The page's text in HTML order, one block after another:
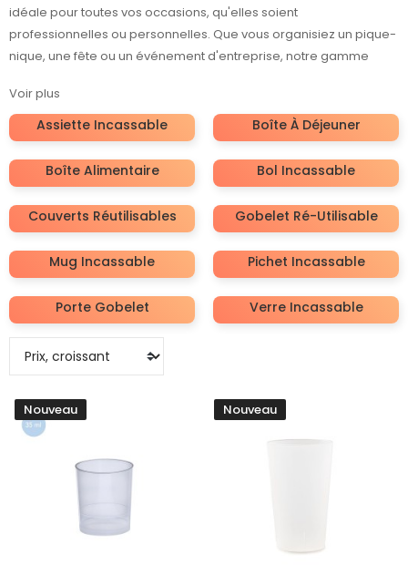
idéale pour toutes vos occasions, qu'elles soient
professionnelles ou personnelles. Que vous organisiez un pique-
nique, une fête ou un événement d'entreprise, notre gamme
mugsconçus pour résister aux chocs tout en restant esthétiques
et pratiques.
durabilité et style, ainsi que des
boîtes alimentairesetboîtes
verres incassablesetpichets
apportent une touche élégante
à vos tables, tout en étant parfaits pour un usage extérieur.
Que ce soit pour desobjets publicitairesou descadeaux
besoins. Transformez votre événement avec une vaisselle à la
fois pratique et attrayante.
Voir plus
Assiette Incassable Boîte À Déjeuner
Boîte Alimentaire Bol Incassable
Couverts Réutilisables Gobelet Ré-Utilisable
Mug Incassable Pichet Incassable
Porte Gobelet Verre Incassable
Nouveau Nouveau